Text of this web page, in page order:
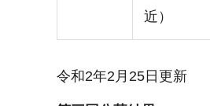
近）
令和2年2月25日更新